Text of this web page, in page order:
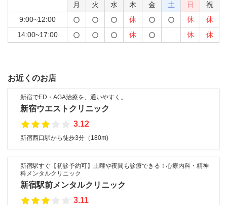
月 火 水 木 金 土 日
祝
9:00~12:00
休 休
休
14:00~17:00
休 休 休
お近くのお店
新宿でED・AGA治療を、通いやすく。
新宿ウエストクリニック
3.12
新宿西口駅から徒歩3分（180m)
新宿駅すぐ【初診予約可】土曜や夜間も診療できる！心療内科・精神
科メンタルクリニック
新宿駅前メンタルクリニック
3.11